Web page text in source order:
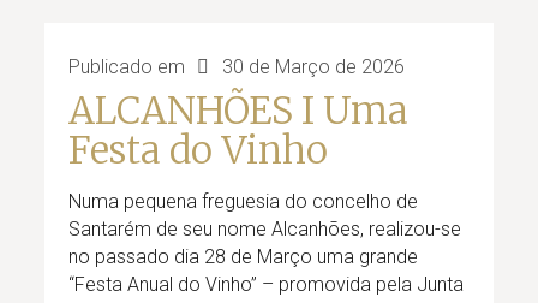
Publicado em 30 de Março de 2026
ALCANHÕES I Uma
Festa do Vinho
Numa pequena freguesia do concelho de
Santarém de seu nome Alcanhões, realizou-se
no passado dia 28 de Março uma grande
“Festa Anual do Vinho” – promovida pela Junta